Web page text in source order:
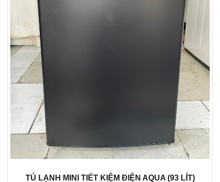
TỦ LẠNH MINI TIẾT KIỆM ĐIỆN AQUA (93 LÍT)